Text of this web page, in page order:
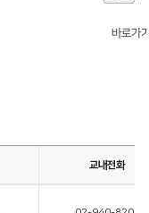
바로가
교내전화